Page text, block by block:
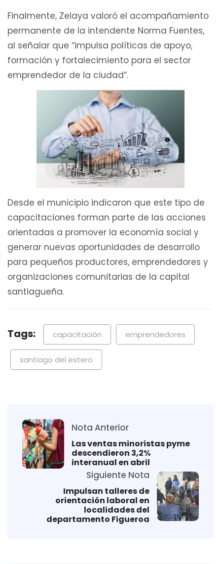
Finalmente, Zelaya valoró el acompañamiento
permanente de la intendente Norma Fuentes,
al señalar que “impulsa políticas de apoyo,
formación y fortalecimiento para el sector
emprendedor de la ciudad”.
Desde el municipio indicaron que este tipo de
capacitaciones forman parte de las acciones
orientadas a promover la economía social y
generar nuevas oportunidades de desarrollo
para pequeños productores, emprendedores y
organizaciones comunitarias de la capital
santiagueña.
Tags: capacitación emprendedores
santiago del estero
Nota Anterior
Las ventas minoristas pyme
descendieron 3,2%
interanual en abril
Siguiente Nota
Impulsan talleres de
orientación laboral en
localidades del
departamento Figueroa